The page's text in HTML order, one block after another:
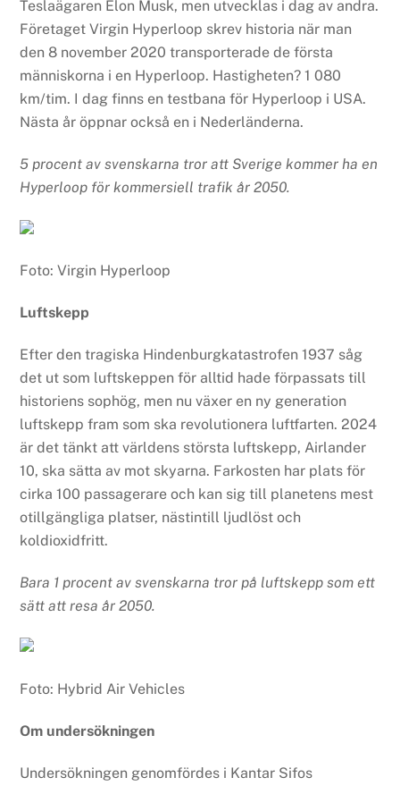
Teslaägaren Elon Musk, men utvecklas i dag av andra.
Företaget Virgin Hyperloop skrev historia när man
den 8 november 2020 transporterade de första
människorna i en Hyperloop. Hastigheten? 1 080
km/tim. I dag finns en testbana för Hyperloop i USA.
Nästa år öppnar också en i Nederländerna.
5 procent av svenskarna tror att Sverige kommer ha en
Hyperloop för kommersiell trafik år 2050.
Foto: Virgin Hyperloop
Luftskepp
Efter den tragiska Hindenburgkatastrofen 1937 såg
det ut som luftskeppen för alltid hade förpassats till
historiens sophög, men nu växer en ny generation
luftskepp fram som ska revolutionera luftfarten. 2024
är det tänkt att världens största luftskepp, Airlander
10, ska sätta av mot skyarna. Farkosten har plats för
cirka 100 passagerare och kan sig till planetens mest
otillgängliga platser, nästintill ljudlöst och
koldioxidfritt.
Bara 1 procent av svenskarna tror på luftskepp som ett
sätt att resa år 2050.
Foto: Hybrid Air Vehicles
Om undersökningen
Undersökningen genomfördes i Kantar Sifos